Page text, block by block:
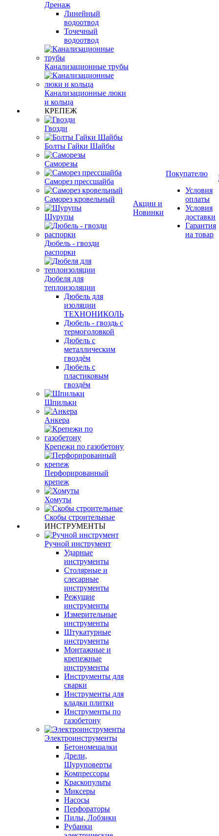
Дренаж
Линейный
водоотвод
Точечный
водоотвод
Канализационные трубы
Канализационные люки
и кольца
КРЕПЕЖ
Гвозди
Болты Гайки Шайбы
Саморезы
Саморез прессшайба
Саморез кровельный
Шурупы
Дюбель - гвозди
распорки
Дюбеля для
теплоизоляции
Дюбель для
изоляции
ТЕХНОНИКОЛЬ
Дюбель - гвоздь с
термоголовкой
Дюбель с
металлическим
гвоздём
Дюбель с
пластиковым
гвоздём
Шпильки
Анкера
Крепежи по газобетону
Перфорированный
крепеж
Хомуты
Скобы строительные
ИНСТРУМЕНТЫ
Ручной инструмент
Ударные
инструменты
Столярные и
слесарные
инструменты
Режущие
инструменты
Измерительные
инструменты
Штукатурные
инструменты
Монтажные и
крепежные
инструменты
Инструменты для
сварки
Инструменты для
кладки плитки
Инструменты по
газобетону
Электроинструменты
Бетономешалки
Дрели,
Шуруповерты
Компрессоры
Краскопульты
Миксеры
Насосы
Перфораторы
Пилы, Лобзики
Рубанки
Акции и
Новинки
Покупателю
Условия
оплаты
Условия
доставки
Гарантия
на товар